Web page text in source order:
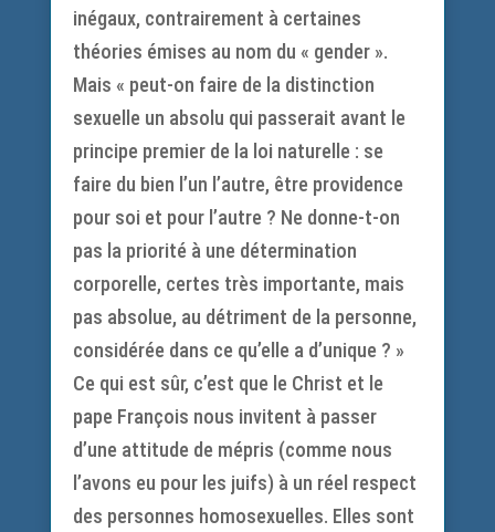
inégaux, contrairement à certaines
théories émises au nom du « gender ».
Mais « peut-on faire de la distinction
sexuelle un absolu qui passerait avant le
principe premier de la loi naturelle : se
faire du bien l’un l’autre, être providence
pour soi et pour l’autre ? Ne donne-t-on
pas la priorité à une détermination
corporelle, certes très importante, mais
pas absolue, au détriment de la personne,
considérée dans ce qu’elle a d’unique ? »
Ce qui est sûr, c’est que le Christ et le
pape François nous invitent à passer
d’une attitude de mépris (comme nous
l’avons eu pour les juifs) à un réel respect
des personnes homosexuelles. Elles sont